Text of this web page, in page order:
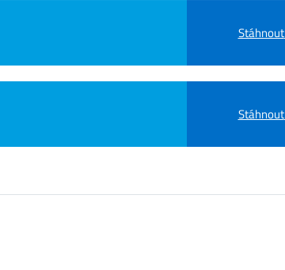
Stáhnout
Stáhnout